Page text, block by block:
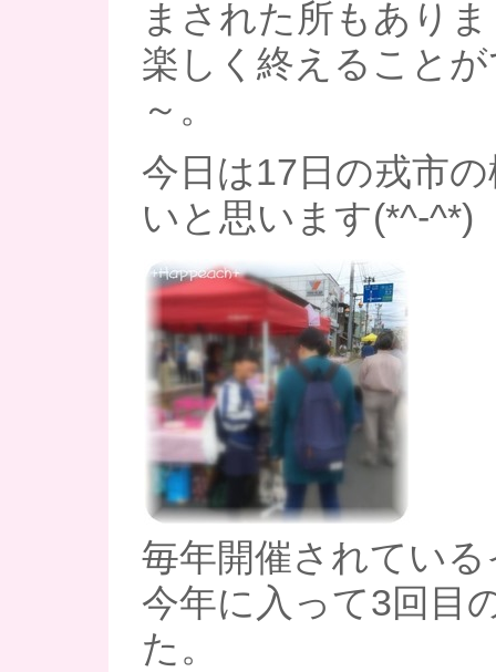
まされた所もあり
楽しく終えること
～。
今日は17日の戎市
いと思います(*^-^*)
毎年開催されてい
今年に入って3回目
た。